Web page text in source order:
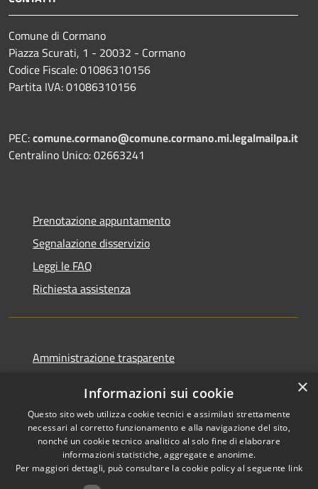
Comune di Cormano
Piazza Scurati, 1 - 20032 - Cormano
Codice Fiscale: 01086310156
Partita IVA: 01086310156
PEC:comune.cormano@comune.cormano.mi.legalmailpa.it
Centralino Unico: 02663241
Prenotazione appuntamento
Segnalazione disservizio
Leggi le FAQ
Richiesta assistenza
Amministrazione trasparente
Dichiarazione di accessibilità
×
Informazioni sui cookie
Questo sito web utilizza cookie tecnici e assimilati strettamente
necessari al corretto funzionamento e alla navigazione del sito,
nonché un cookie tecnico analitico al solo fine di elaborare
informazioni statistiche, aggregate e anonime.
Per maggiori dettagli, può consultare la cookie policy al seguente link